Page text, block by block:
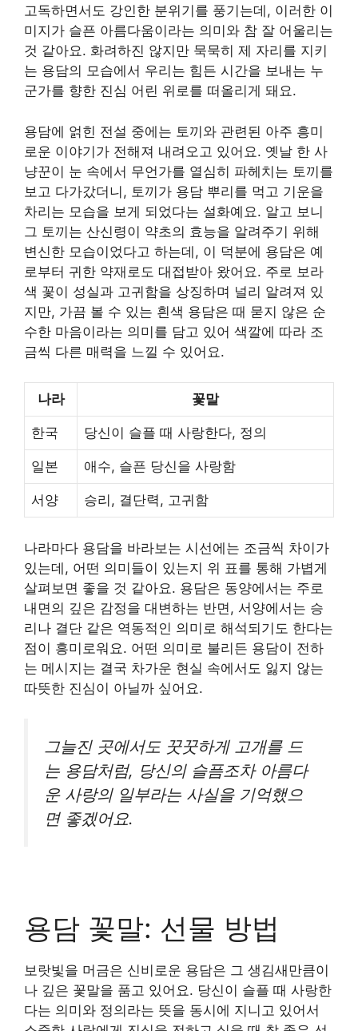
고독하면서도 강인한 분위기를 풍기는데, 이러한 이
미지가 슬픈 아름다움이라는 의미와 참 잘 어울리는
것 같아요. 화려하진 않지만 묵묵히 제 자리를 지키
는 용담의 모습에서 우리는 힘든 시간을 보내는 누
군가를 향한 진심 어린 위로를 떠올리게 돼요.
용담에 얽힌 전설 중에는 토끼와 관련된 아주 흥미
로운 이야기가 전해져 내려오고 있어요. 옛날 한 사
냥꾼이 눈 속에서 무언가를 열심히 파헤치는 토끼를
보고 다가갔더니, 토끼가 용담 뿌리를 먹고 기운을
차리는 모습을 보게 되었다는 설화예요. 알고 보니
그 토끼는 산신령이 약초의 효능을 알려주기 위해
변신한 모습이었다고 하는데, 이 덕분에 용담은 예
로부터 귀한 약재로도 대접받아 왔어요. 주로 보라
색 꽃이 성실과 고귀함을 상징하며 널리 알려져 있
지만, 가끔 볼 수 있는 흰색 용담은 때 묻지 않은 순
수한 마음이라는 의미를 담고 있어 색깔에 따라 조
금씩 다른 매력을 느낄 수 있어요.
나라 꽃말
한국 당신이 슬플 때 사랑한다, 정의
일본 애수, 슬픈 당신을 사랑함
서양 승리, 결단력, 고귀함
나라마다 용담을 바라보는 시선에는 조금씩 차이가
있는데, 어떤 의미들이 있는지 위 표를 통해 가볍게
살펴보면 좋을 것 같아요. 용담은 동양에서는 주로
내면의 깊은 감정을 대변하는 반면, 서양에서는 승
리나 결단 같은 역동적인 의미로 해석되기도 한다는
점이 흥미로워요. 어떤 의미로 불리든 용담이 전하
는 메시지는 결국 차가운 현실 속에서도 잃지 않는
따뜻한 진심이 아닐까 싶어요.
그늘진 곳에서도 꿋꿋하게 고개를 드
는 용담처럼, 당신의 슬픔조차 아름다
운 사랑의 일부라는 사실을 기억했으
면 좋겠어요.
용담 꽃말: 선물 방법
보랏빛을 머금은 신비로운 용담은 그 생김새만큼이
나 깊은 꽃말을 품고 있어요. 당신이 슬플 때 사랑한
다는 의미와 정의라는 뜻을 동시에 지니고 있어서